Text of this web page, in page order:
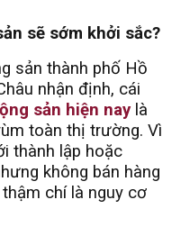
sẽ sớm khởi sắc?
sản thành phố Hồ
nhận định, cái
sản hiện naylà
toàn thị trường. Vì
thành lập hoặc
không bán hàng
chí là nguy cơ